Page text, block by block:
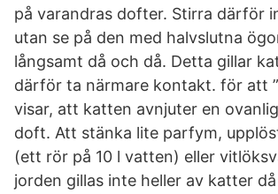
på varandras dofter. Stirra därför
utan se på den med halvslutna
långsamt då och då. Detta gillar
därför ta närmare kontakt. för att
visar, att katten avnjuter en
doft. Att stänka lite parfym,
(ett rör på 10 l vatten) eller
jorden gillas inte heller av katter